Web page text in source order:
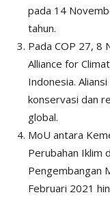
pada 14
tahun.
Pada COP 27, 8
Alliance for
Indonesia.
konservasi dan
global.
MoU antara
Perubahan Iklim
Pengembangan
Februari 2021